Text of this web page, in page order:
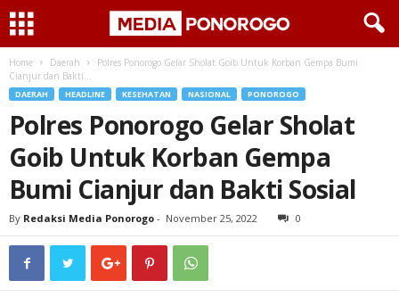
Home Daerah
Polres Ponorogo Gelar Sholat Goib Untuk Korban Gempa Bumi
Cianjur dan Bakti...
DAERAH HEADLINE KESEHATAN NASIONAL PONOROGO
Polres Ponorogo Gelar Sholat
Goib Untuk Korban Gempa
Bumi Cianjur dan Bakti Sosial
By Redaksi Media Ponorogo - November 25, 2022 0